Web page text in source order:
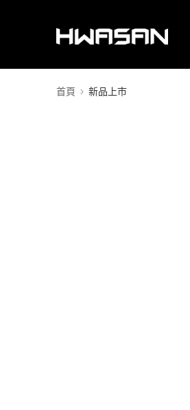
首頁 新品上市